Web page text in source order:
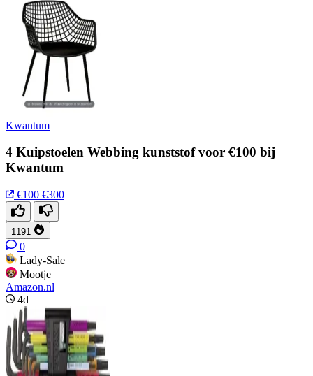
Kwantum
4 Kuipstoelen Webbing kunststof voor €100 bij
Kwantum
€100 €300
1191
0
Lady-Sale
Mootje
Amazon.nl
4d